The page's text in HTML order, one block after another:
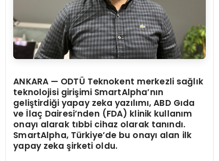
ANKARA — ODTÜ Teknokent merkezli sağlık
teknolojisi girişimi SmartAlpha’nın
geliştirdiği yapay zeka yazılımı, ABD Gıda
ve İlaç Dairesi’nden (FDA) klinik kullanım
onayı alarak tıbbi cihaz olarak tanındı.
SmartAlpha, Türkiye’de bu onayı alan ilk
yapay zeka şirketi oldu.